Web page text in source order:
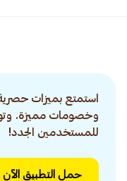
استمتع بميزات
وخصومات مميزة.
للمستخدمين الجدد!
حمل التطبيق الآن